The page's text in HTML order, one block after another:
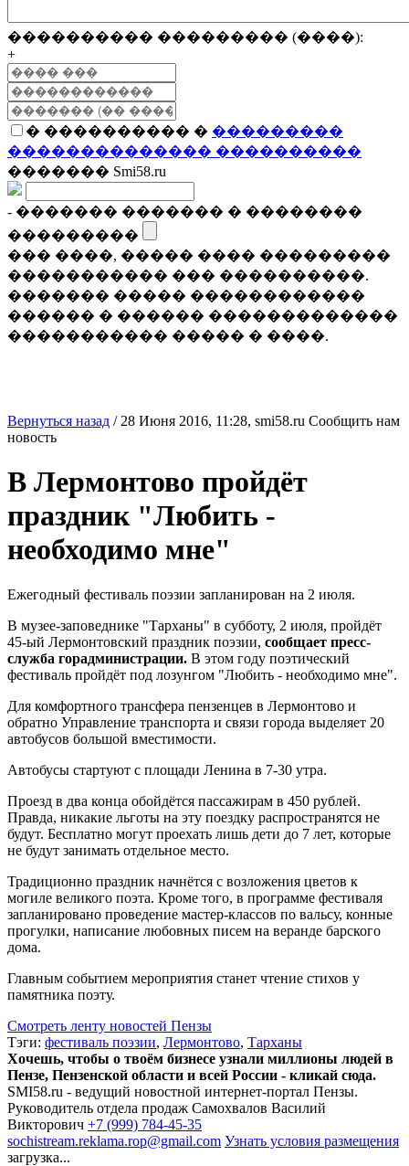
���������� ��������� (����):
+
� ���������� � ���������
�������������� ����������
������� Smi58.ru
- ������� ������� � ��������
���������
��� ����, ����� ���� ���������
����������� ��� ����������.
������� ����� ������������
������ � ������ �������������
����������� ����� � ����.
Вернуться назад / 28 Июня 2016, 11:28, smi58.ru Сообщить нам
новость
В Лермонтово пройдёт
праздник "Любить -
необходимо мне"
Ежегодный фестиваль поэзии запланирован на 2 июля.
В музее-заповеднике "Тарханы" в субботу, 2 июля, пройдёт
45-ый Лермонтовский праздник поэзии, сообщает пресс-
служба горадминистрации. В этом году поэтический
фестиваль пройдёт под лозунгом "Любить - необходимо мне".
Для комфортного трансфера пензенцев в Лермонтово и
обратно Управление транспорта и связи города выделяет 20
автобусов большой вместимости.
Автобусы стартуют с площади Ленина в 7-30 утра.
Проезд в два конца обойдётся пассажирам в 450 рублей.
Правда, никакие льготы на эту поездку распространятся не
будут. Бесплатно могут проехать лишь дети до 7 лет, которые
не будут занимать отдельное место.
Традиционно праздник начнётся с возложения цветов к
могиле великого поэта. Кроме того, в программе фестиваля
запланировано проведение мастер-классов по вальсу, конные
прогулки, написание любовных писем на веранде барского
дома.
Главным событием мероприятия станет чтение стихов у
памятника поэту.
Смотреть ленту новостей Пензы
Тэги: фестиваль поэзии, Лермонтово, Тарханы
Хочешь, чтобы о твоём бизнесе узнали миллионы людей в
Пензе, Пензенской области и всей России - кликай сюда.
SMI58.ru - ведущий новостной интернет-портал Пензы.
Руководитель отдела продаж Самохвалов Василий
Викторович +7 (999) 784-45-35
sochistream.reklama.rop@gmail.com Узнать условия размещения
загрузка...